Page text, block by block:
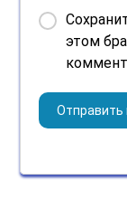
этом